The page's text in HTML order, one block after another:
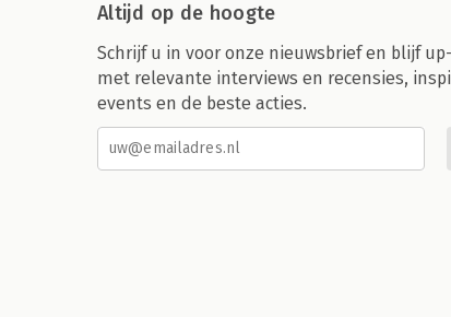
Altijd op de hoogte
Schrijf u in voor onze nieuwsbrief en blijf
met relevante interviews en recensies,
events en de beste acties.